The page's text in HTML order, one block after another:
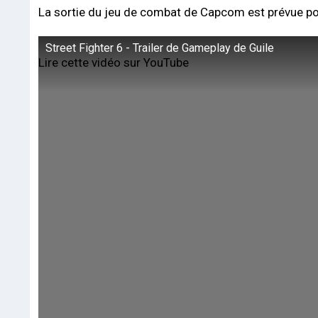
La sortie du jeu de combat de Capcom est prévue
Street Fighter 6 - Trailer de Gameplay de Guile
Lire cette vidéo sur YouTube